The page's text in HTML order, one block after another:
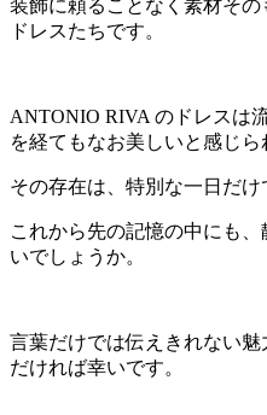
装飾に頼ることなく素材そ
ドレスたちです。
ANTONIO RIVA のドレスは
を経てもなお美しいと感じら
その存在は、特別な一日だけ
これから先の記憶の中にも
いでしょうか。
言葉だけでは伝えきれない
だければ幸いです。